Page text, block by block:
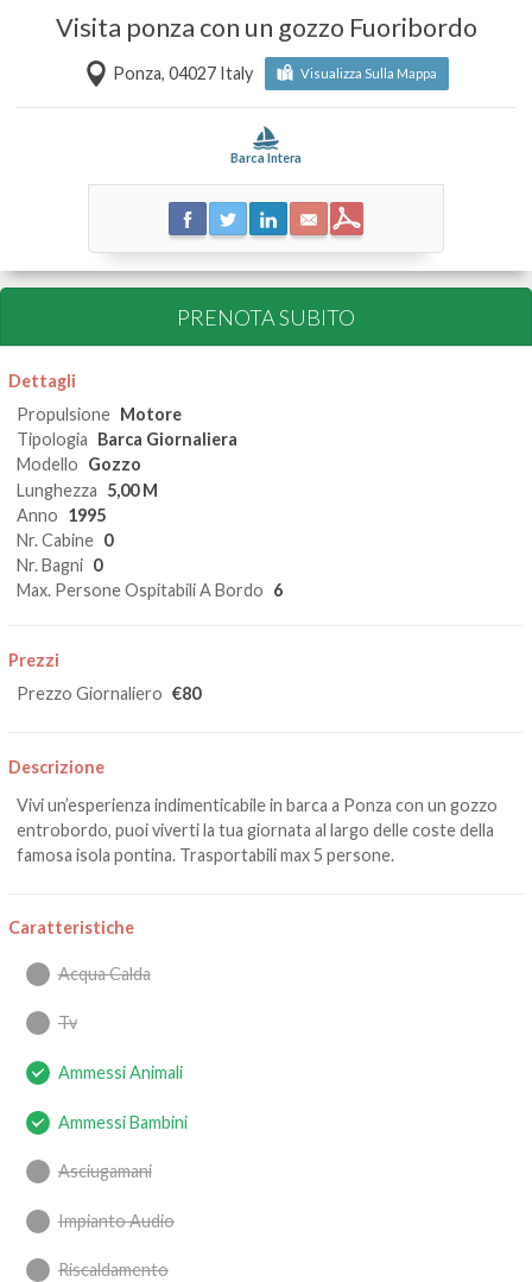
Visita ponza con un gozzo Fuoribordo
Ponza, 04027 Italy Visualizza Sulla Mappa
Barca Intera
PRENOTA SUBITO
Dettagli
Propulsione Motore
Tipologia Barca Giornaliera
Modello Gozzo
Lunghezza 5,00 M
Anno 1995
Nr. Cabine 0
Nr. Bagni 0
Max. Persone Ospitabili A Bordo 6
Prezzi
Prezzo Giornaliero €80
Descrizione
Vivi un’esperienza indimenticabile in barca a Ponza con un gozzo
entrobordo, puoi viverti la tua giornata al largo delle coste della
famosa isola pontina. Trasportabili max 5 persone.
Caratteristiche
Acqua Calda
Tv
Ammessi Animali
Ammessi Bambini
Asciugamani
Impianto Audio
Riscaldamento